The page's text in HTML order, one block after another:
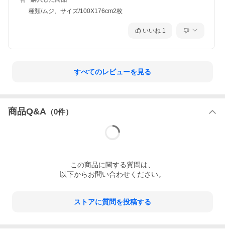
種類/ムジ、サイズ/100X176cm2枚
いいね 1
すべてのレビューを見る
商品Q&A （0件）
この商品に関する質問は、
以下からお問い合わせください。
ストアに質問を投稿する